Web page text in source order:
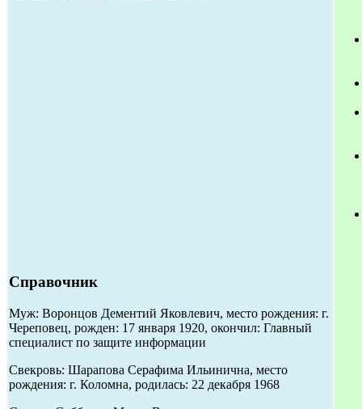
Справочник
Муж: Воронцов Дементий Яковлевич, место рождения: г.
Череповец, рожден: 17 января 1920, окончил: Главный
специалист по защите информации
Свекровь: Шарапова Серафима Ильинична, место
рождения: г. Коломна, родилась: 22 декабря 1968